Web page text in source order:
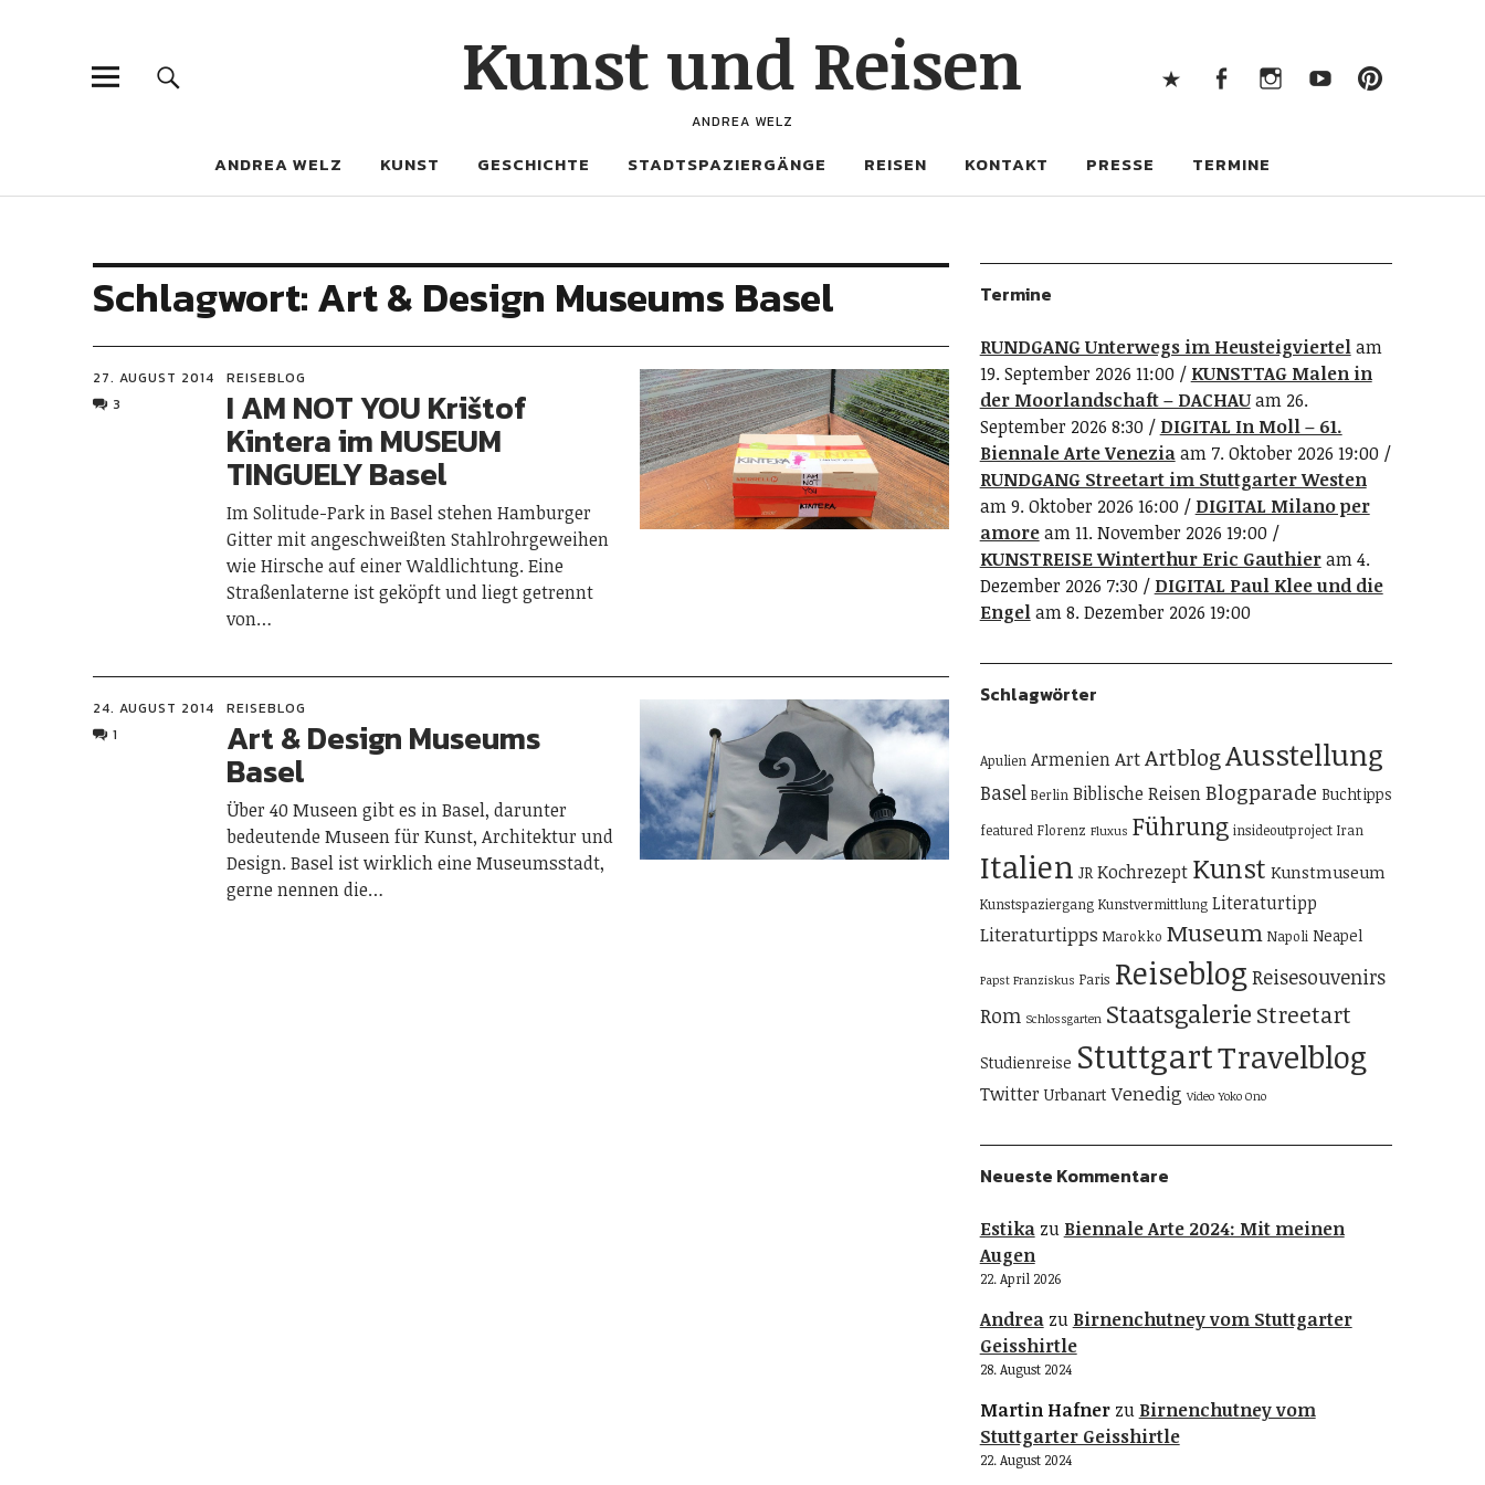
Kunst und Reisen
ANDREA WELZ
ANDREA WELZ KUNST GESCHICHTE STADTSPAZIERGÄNGE REISEN KONTAKT PRESSE TERMINE
Schlagwort:Art & Design Museums Basel
27. AUGUST 2014
3
REISEBLOG
I AM NOT YOU Krištof
Kintera im MUSEUM
TINGUELY Basel
Im Solitude-Park in Basel stehen Hamburger
Gitter mit angeschweißten Stahlrohrgeweihen
wie Hirsche auf einer Waldlichtung. Eine
Straßenlaterne ist geköpft und liegt getrennt
von…
24. AUGUST 2014
1
REISEBLOG
Art & Design Museums
Basel
Über 40 Museen gibt es in Basel, darunter
bedeutende Museen für Kunst, Architektur und
Design. Basel ist wirklich eine Museumsstadt,
gerne nennen die…
Termine
RUNDGANG Unterwegs im Heusteigviertelam
19. September 2026 11:00
KUNSTTAG Malen in
der Moorlandschaft – DACHAUam 26.
September 2026 8:30
DIGITAL In Moll – 61.
Biennale Arte Veneziaam 7. Oktober 2026 19:00
RUNDGANG Streetart im Stuttgarter Westen
am 9. Oktober 2026 16:00
DIGITAL Milano per
amoream 11. November 2026 19:00
KUNSTREISE Winterthur Eric Gauthieram 4.
Dezember 2026 7:30
DIGITAL Paul Klee und die
Engelam 8. Dezember 2026 19:00
Schlagwörter
Apulien ArmenienArtArtblogAusstellung
Basel Berlin Biblische ReisenBlogparade Buchtipps
featured Florenz Fluxus Führung insideoutproject Iran
Italien JR Kochrezept Kunst Kunstmuseum
Kunstspaziergang Kunstvermittlung Literaturtipp
Literaturtipps Marokko Museum Napoli Neapel
Papst Franziskus Paris Reiseblog Reisesouvenirs
Rom Schlossgarten Staatsgalerie Streetart
Studienreise StuttgartTravelblog
Twitter Urbanart Venedig Video Yoko Ono
Neueste Kommentare
Estikazu Biennale Arte 2024: Mit meinen
Augen
22. April 2026
Andreazu Birnenchutney vom Stuttgarter
Geisshirtle
28. August 2024
Martin Hafnerzu Birnenchutney vom
Stuttgarter Geisshirtle
22. August 2024